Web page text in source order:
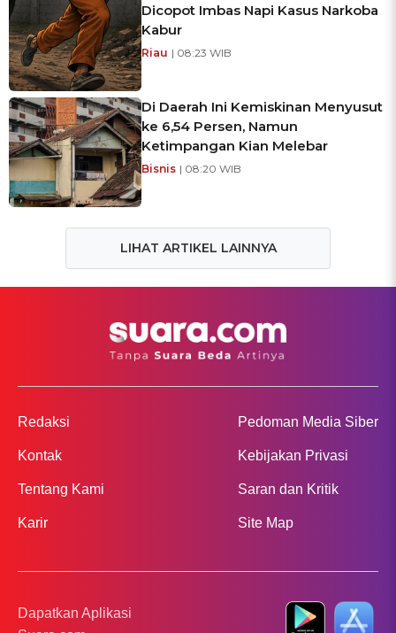
Dicopot Imbas Napi Kasus Narkoba
Kabur
Riau | 08:23 WIB
Di Daerah Ini Kemiskinan Menyusut
ke 6,54 Persen, Namun
Ketimpangan Kian Melebar
Bisnis | 08:20 WIB
LIHAT ARTIKEL LAINNYA
Redaksi
Kontak
Tentang Kami
Karir
Pedoman Media Siber
Kebijakan Privasi
Saran dan Kritik
Site Map
Dapatkan Aplikasi